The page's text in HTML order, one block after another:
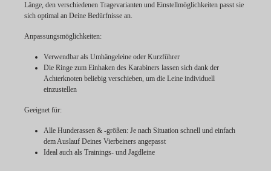
Länge, den verschiedenen Tragevarianten und Einstellmöglichkeiten passt sie
sich optimal an Deine Bedürfnisse an.
Anpassungsmöglichkeiten:
Verwendbar als Umhängeleine oder Kurzführer
Die Ringe zum Einhaken des Karabiners lassen sich dank der
Achterknoten beliebig verschieben, um die Leine individuell
einzustellen
Geeignet für:
Alle Hunderassen & -größen: Je nach Situation schnell und einfach
dem Auslauf Deines Vierbeiners angepasst
Ideal auch als Trainings- und Jagdleine